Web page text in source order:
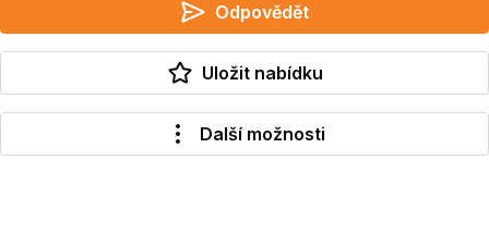
Odpovědět
Uložit nabídku
Další možnosti